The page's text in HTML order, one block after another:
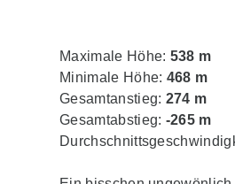
Maximale Höhe: 538 m
Minimale Höhe: 468 m
Gesamtanstieg: 274 m
Gesamtabstieg: -265 m